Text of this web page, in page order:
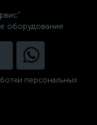
оборудование
персональных